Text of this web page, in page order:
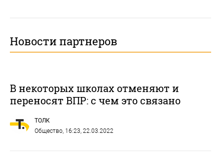
Новости партнеров
В некоторых школах отменяют и
переносят ВПР: с чем это связано
ТОЛК
Общество, 16:23, 22.03.2022